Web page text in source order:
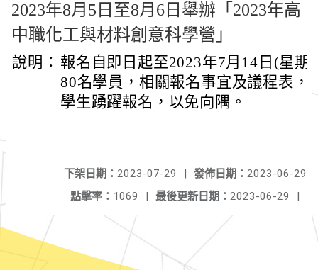
2023年8月5日至8月6日舉辦「2023年高
中職化工與材料創意科學營」
說明： 報名自即日起至2023年7月14日(星期
80名學員，相關報名事宜及議程表，
學生踴躍報名，以免向隅。
發佈日期： 2023-06-29
下架日期： 2023-07-29
|
最後更新日期： 2023-06-29 |
點擊率： 1069 |